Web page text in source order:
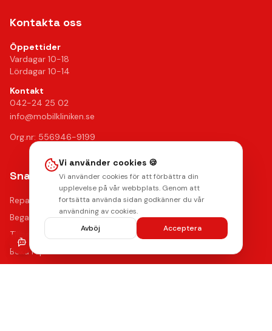
Kontakta oss
Öppettider
Vardagar 10-18
Lördagar 10-14
Kontakt
042-24 25 02
info@mobilkliniken.se
Org.nr: 556946-9199
Snabblänkar
Reparationer
Begagnade mobiler
Tillbehör
Boka reparation
Vi använder cookies 🍪
Vi använder cookies för att förbättra din
upplevelse på vår webbplats. Genom att
fortsätta använda sidan godkänner du vår
användning av cookies.
Avböj
Acceptera